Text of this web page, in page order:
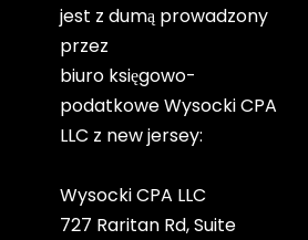
jest z dumą prowadzony
przez
biuro księgowo-
podatkowe Wysocki CPA
LLC z new jersey:
Wysocki CPA LLC
727 Raritan Rd, Suite